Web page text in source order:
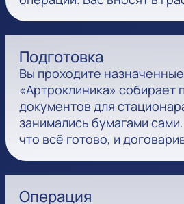
Подготовка
Вы проходите
«Артроклиника» собирает
документов для
занимались бумагами
что всё готово, и
Операция